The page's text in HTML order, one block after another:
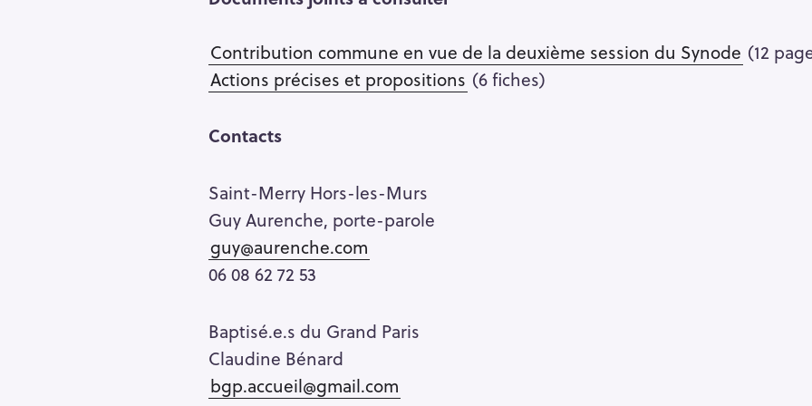
Contribution commune en vue de la deuxième session du Synode (12
Actions précises et propositions (6 fiches)
Contacts
Saint-Merry Hors-les-Murs
Guy Aurenche, porte-parole
guy@aurenche.com
06 08 62 72 53
Baptisé.e.s du Grand Paris
Claudine Bénard
bgp.accueil@gmail.com